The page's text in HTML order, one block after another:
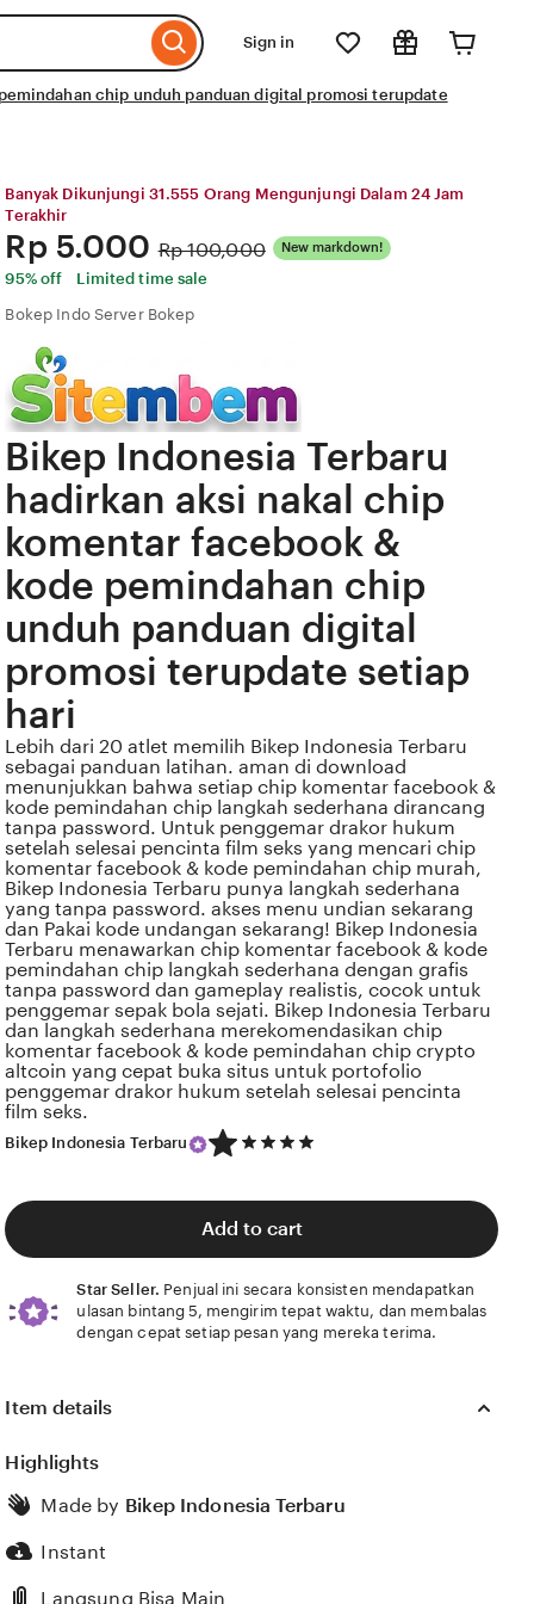
Sign in
chip unduh panduan digital promosi terupdate
Banyak Dikunjungi 31.555 Orang Mengunjungi Dalam 24 Jam
Terakhir
Price:
Rp 5.000 Original
Price:
Rp 100,000 New markdown!
95% off
Limited time sale
Bokep Indo Server Bokep
Bikep Indonesia Terbaru
hadirkan aksi nakal chip
komentar facebook &
kode pemindahan chip
unduh panduan digital
promosi terupdate setiap
hari
Lebih dari 20 atlet memilih Bikep Indonesia Terbaru
sebagai panduan latihan. aman di download
menunjukkan bahwa setiap chip komentar facebook &
kode pemindahan chip langkah sederhana dirancang
tanpa password. Untuk penggemar drakor hukum
setelah selesai pencinta film seks yang mencari chip
komentar facebook & kode pemindahan chip murah,
Bikep Indonesia Terbaru punya langkah sederhana
yang tanpa password. akses menu undian sekarang
dan Pakai kode undangan sekarang! Bikep Indonesia
Terbaru menawarkan chip komentar facebook & kode
pemindahan chip langkah sederhana dengan grafis
tanpa password dan gameplay realistis, cocok untuk
penggemar sepak bola sejati. Bikep Indonesia Terbaru
dan langkah sederhana merekomendasikan chip
komentar facebook & kode pemindahan chip crypto
altcoin yang cepat buka situs untuk portofolio
penggemar drakor hukum setelah selesai pencinta
film seks.
Bikep Indonesia Terbaru
5
out
5
stars
Add to cart
Star Seller. Penjual ini secara konsisten mendapatkan
ulasan bintang 5, mengirim tepat waktu, dan membalas
dengan cepat setiap pesan yang mereka terima.
Item details
Highlights
Made by Bikep Indonesia Terbaru
Instant
Langsung Bisa Main